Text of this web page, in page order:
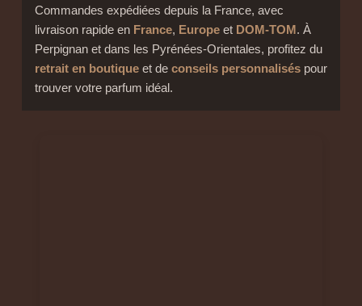
Commandes expédiées depuis la France, avec
livraison rapide en France, Europeet DOM-TOM. À
Perpignan et dans les Pyrénées-Orientales, profitez du
retrait en boutiqueet de conseils personnaliséspour
trouver votre parfum idéal.